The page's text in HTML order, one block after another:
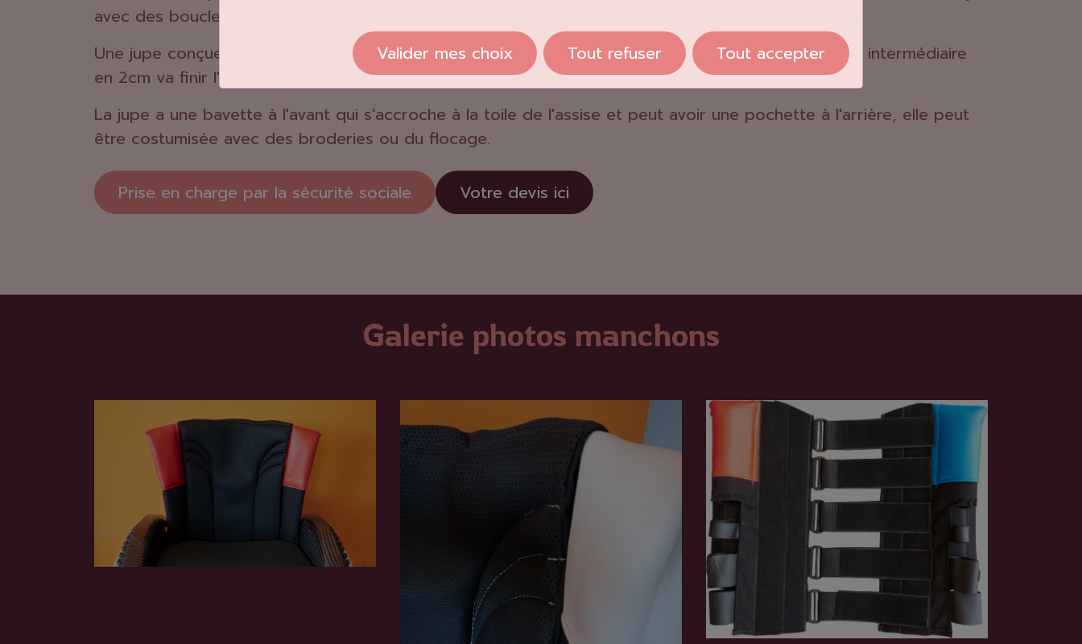
avec des boucles, des sangles et des velcros pour un ajustement au souhait de la personne.
Une jupe conçue soit en cuir, vinyle, nylon imperméable ou aero 3D nu avec une couche de mousse intermédiaire
en 2cm va finir l'ensemble.
La jupe a une bavette à l'avant qui s'accroche à la toile de l'assise et peut avoir une pochette à l'arrière, elle peut
être costumisée avec des broderies ou du flocage.
Prise en charge par la sécurité sociale Votre devis ici
Galerie photos manchons
Valider mes choix Tout refuser Tout accepter